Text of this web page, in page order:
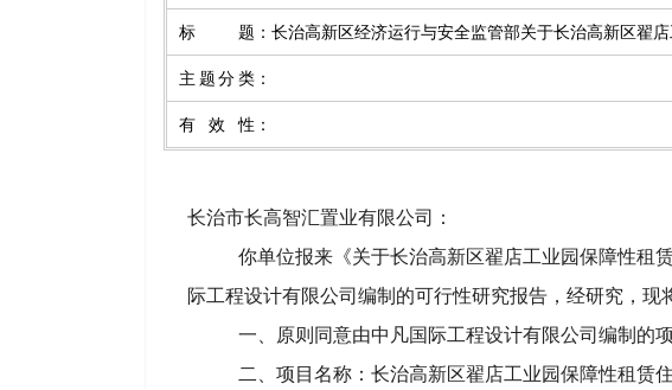
标题 ： 长治高新区经济运行与安全监管部关于长治高新区翟
主题分类 ：
有效性 ：
长治市长高智汇置业有限公司
：
你单位报来《关于长治高新区翟店工业园保障性租
际工程设计有限公司 编制的可行性研究报告，经研究，现
一、原则同意由中凡国际工程设计有限公司 编制的
二、项目名称： 长治高新区翟店工业园保障性租赁